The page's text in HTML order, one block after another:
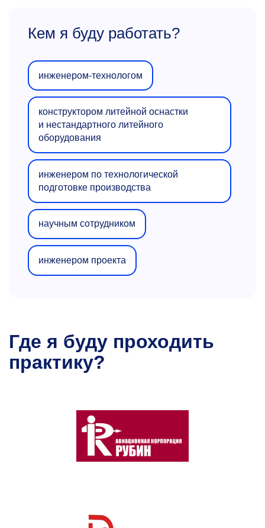
Кем я буду работать?
инженером-технологом
конструктором литейной оснастки
и нестандартного литейного
оборудования
инженером по технологической
подготовке производства
научным сотрудником
инженером проекта
Где я буду проходить
практику?